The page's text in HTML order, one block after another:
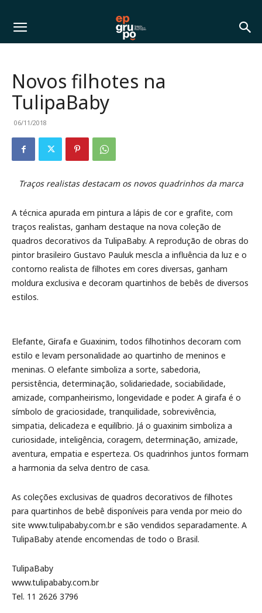
Novos filhotes na
TulipaBaby
06/11/2018
Traços realistas destacam os novos quadrinhos da marca
A técnica apurada em pintura a lápis de cor e grafite, com
traços realistas, ganham destaque na nova coleção de
quadros decorativos da TulipaBaby. A reprodução de obras do
pintor brasileiro Gustavo Pauluk mescla a influência da luz e o
contorno realista de filhotes em cores diversas, ganham
moldura exclusiva e decoram quartinhos de bebês de diversos
estilos.
Elefante, Girafa e Guaxinim, todos filhotinhos decoram com
estilo e levam personalidade ao quartinho de meninos e
meninas. O elefante simboliza a sorte, sabedoria,
persistência, determinação, solidariedade, sociabilidade,
amizade, companheirismo, longevidade e poder. A girafa é o
símbolo de graciosidade, tranquilidade, sobrevivência,
simpatia, delicadeza e equilíbrio. Já o guaxinim simboliza a
curiosidade, inteligência, coragem, determinação, amizade,
aventura, empatia e esperteza. Os quadrinhos juntos formam
a harmonia da selva dentro de casa.
As coleções exclusivas de quadros decorativos de filhotes
para quartinhos de bebê disponíveis para venda por meio do
site www.tulipababy.com.br e são vendidos separadamente. A
TulipaBaby atende encomendas de todo o Brasil.
TulipaBaby
www.tulipababy.com.br
Tel. 11 2626 3796